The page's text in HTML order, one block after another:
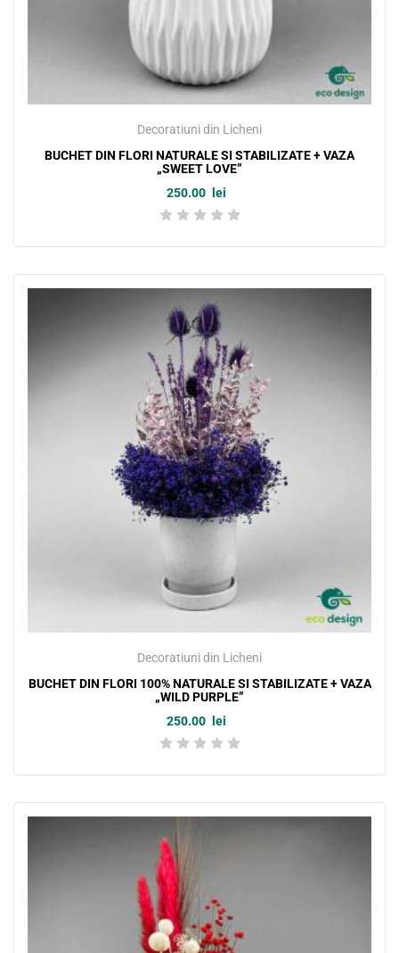
Decoratiuni din Licheni
BUCHET DIN FLORI NATURALE SI STABILIZATE + VAZA
„SWEET LOVE”
250.00
lei
Decoratiuni din Licheni
BUCHET DIN FLORI 100% NATURALE SI STABILIZATE + VAZA
„WILD PURPLE”
250.00
lei